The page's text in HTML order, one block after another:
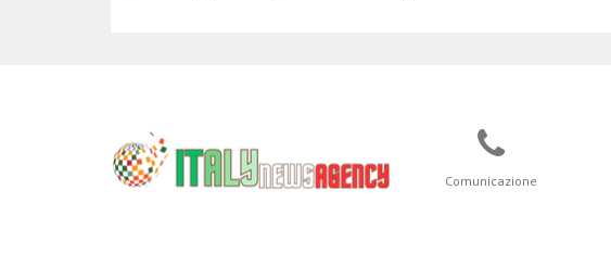
Comunicazione